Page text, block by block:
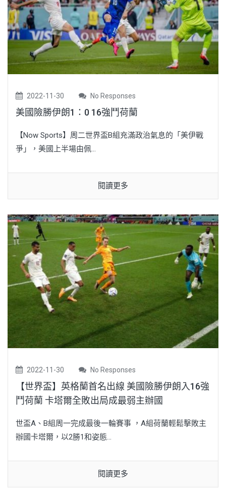
2022-11-30 No Responses
美國險勝伊朗1：0 16強鬥荷蘭
【Now Sports】周二世界盃B組充滿政治氣息的「美伊戰
爭」，美國上半場由佩...
閱讀更多
2022-11-30 No Responses
【世界盃】英格蘭首名出線 美國險勝伊朗入16強
鬥荷蘭 卡塔爾全敗出局成最弱主辦國
世盃A、B組周一完成最後一輪賽事 ，A組荷蘭輕鬆擊敗主
辦國卡塔爾，以2勝1和姿態...
閱讀更多